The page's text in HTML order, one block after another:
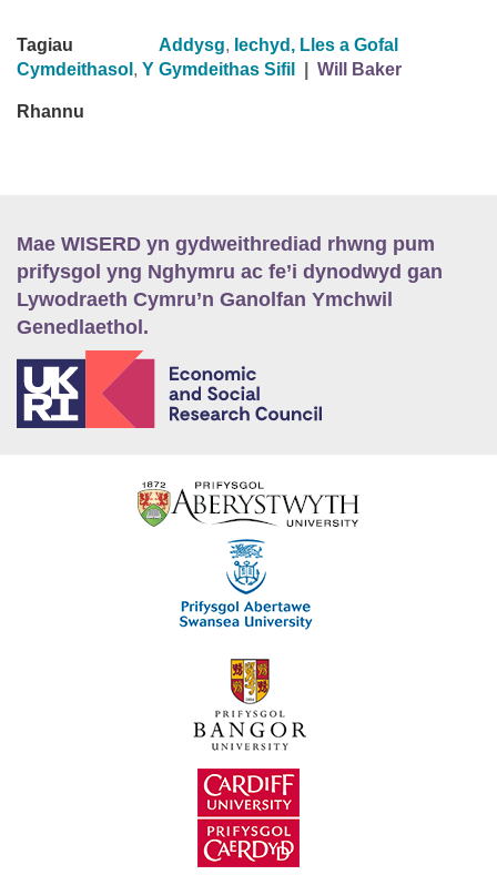
Tagiau Addysg, Iechyd, Lles a Gofal
Cymdeithasol , Y Gymdeithas Sifil Will Baker
Rhannu
Mae WISERD yn gydweithrediad rhwng pum
prifysgol yng Nghymru ac fe’i dynodwyd gan
Lywodraeth Cymru’n Ganolfan Ymchwil
Genedlaethol.